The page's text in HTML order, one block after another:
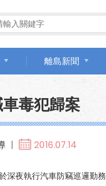
離島新聞
毒犯歸案
2016.07.14
深夜執行汽車防竊巡邏勤